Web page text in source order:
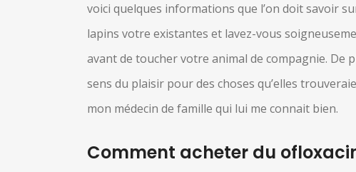
voici quelques informations que l’on doit savoir
lapins votre existantes et lavez-vous
avant de toucher votre animal de compagnie. De
sens du plaisir pour des choses qu’elles
mon médecin de famille qui lui me connait bien.
Comment acheter du